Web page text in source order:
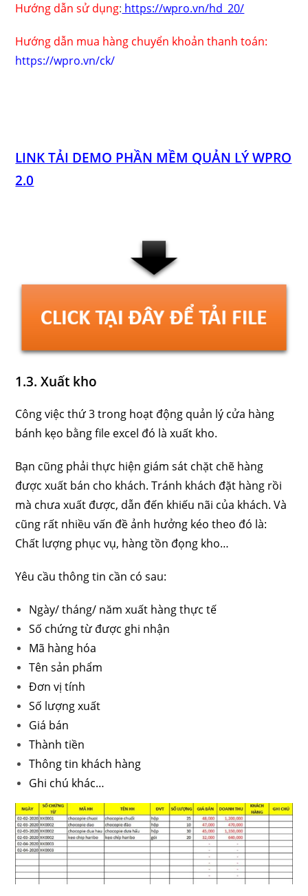
Hướng dẫn sử dụng: https://wpro.vn/hd_20/
Hướng dẫn mua hàng chuyển khoản thanh toán:
https://wpro.vn/ck/
LINK TẢI DEMO PHẦN MỀM QUẢN LÝ WPRO
2.0
1.3. Xuất kho
Công việc thứ 3 trong hoạt động quản lý cửa hàng
bánh kẹo bằng file excel đó là xuất kho.
Bạn cũng phải thực hiện giám sát chặt chẽ hàng
được xuất bán cho khách. Tránh khách đặt hàng rồi
mà chưa xuất được, dẫn đến khiếu nãi của khách. Và
cũng rất nhiều vấn đề ảnh hưởng kéo theo đó là:
Chất lượng phục vụ, hàng tồn đọng kho…
Yêu cầu thông tin cần có sau:
Ngày/ tháng/ năm xuất hàng thực tế
Số chứng từ được ghi nhận
Mã hàng hóa
Tên sản phẩm
Đơn vị tính
Số lượng xuất
Giá bán
Thành tiền
Thông tin khách hàng
Ghi chú khác…